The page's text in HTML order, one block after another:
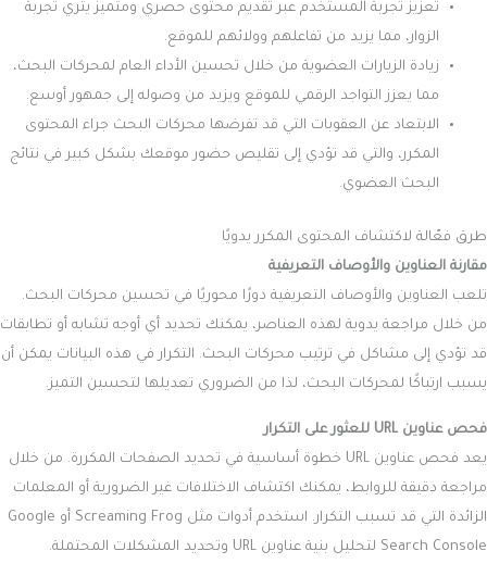
تعزيز تجربة المستخدم عبر تقديم محتوى حصري ومتميز يثري تجربة
الزوار، مما يزيد من تفاعلهم وولائهم للموقع.
زيادة الزيارات العضوية من خلال تحسين الأداء العام لمحركات البحث،
مما يعزز التواجد الرقمي للموقع ويزيد من وصوله إلى جمهور أوسع.
الابتعاد عن العقوبات التي قد تفرضها محركات البحث جراء المحتوى
المكرر، والتي قد تؤدي إلى تقليص حضور موقعك بشكل كبير في نتائج
البحث العضوي.
طرق فعّالة لاكتشاف المحتوى المكرر يدويًا
مقارنة العناوين والأوصاف التعريفية
تلعب العناوين والأوصاف التعريفية دورًا محوريًا في تحسين محركات البحث.
من خلال مراجعة يدوية لهذه العناصر، يمكنك تحديد أي أوجه تشابه أو تطابقات
قد تؤدي إلى مشاكل في ترتيب محركات البحث. التكرار في هذه البيانات يمكن أن
يسبب ارتباكًا لمحركات البحث، لذا من الضروري تعديلها لتحسين التميز.
فحص عناوين URL للعثور على التكرار
يعد فحص عناوين URL خطوة أساسية في تحديد الصفحات المكررة. من خلال
مراجعة دقيقة للروابط، يمكنك اكتشاف الاختلافات غير الضرورية أو المعلمات
الزائدة التي قد تسبب التكرار. استخدم أدوات مثل Screaming Frog أو Google
Search Console لتحليل بنية عناوين URL وتحديد المشكلات المحتملة.